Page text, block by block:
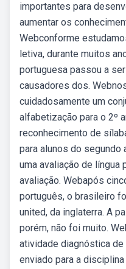
importantes para
aumentar os
Webconforme
letiva, durante muitos
portuguesa passou a
causadores dos.
cuidadosamente um
alfabetização para o 2º
reconhecimento de
para alunos do segundo
uma avaliação de língua
avaliação. Webapós
português, o brasileiro
united, da inglaterra. A
porém, não foi muito.
atividade diagnóstica
enviado para a